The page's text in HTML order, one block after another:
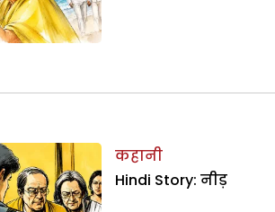
कहानी
Hindi Story: नीड़